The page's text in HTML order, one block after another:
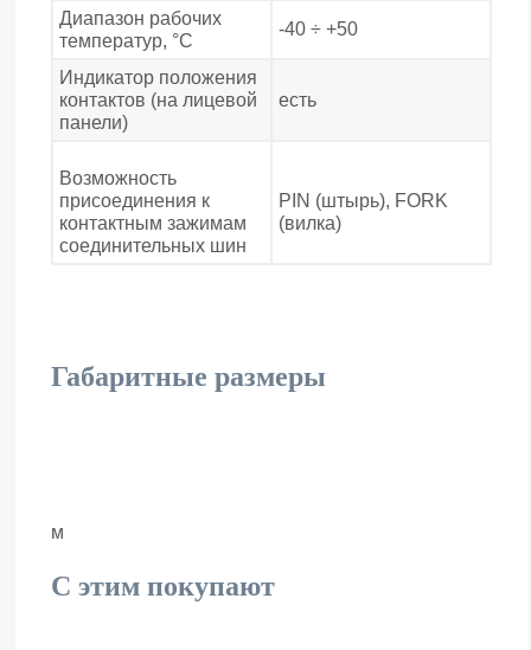
Диапазон рабочих
температур, °С
-40 ÷ +50
Индикатор положения
контактов (на лицевой
панели)
есть
Возможность
присоединения к
контактным зажимам
соединительных шин
PIN (штырь), FORK
(вилка)
Габаритные размеры
м
С этим покупают